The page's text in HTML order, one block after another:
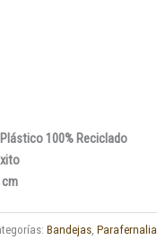
100% Reciclado
Bandejas Parafernalia